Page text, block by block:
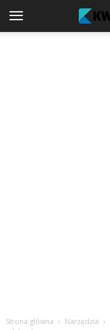
Strona główna Narzędzia